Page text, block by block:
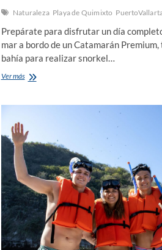
Naturaleza Playa de Quimixto
Prepárate para disfrutar un día
mar a bordo de un Catamarán
bahía para realizar snorkel…
Ver más¿Aún
el
South
Paradise?